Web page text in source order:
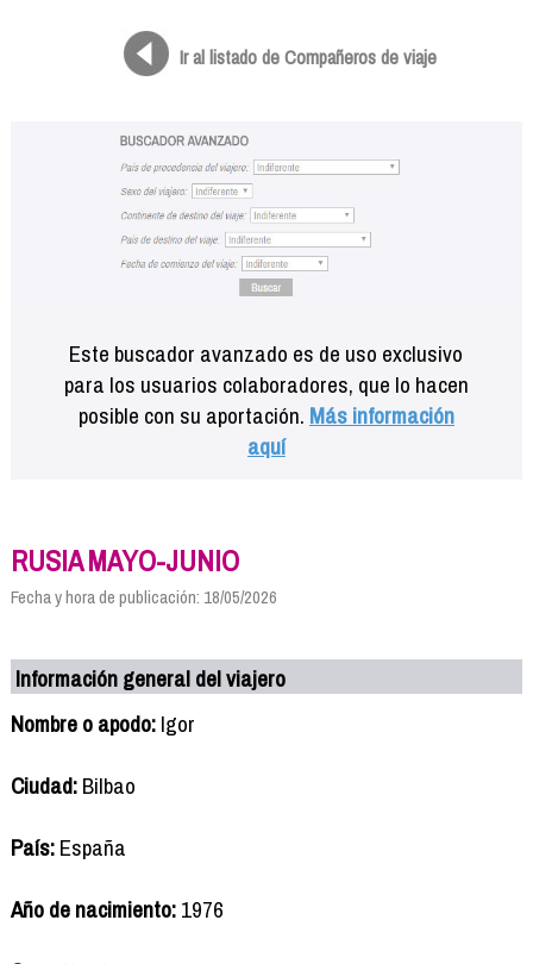
Ir al listado de Compañeros de viaje
Este buscador avanzado es de uso exclusivo
para los usuarios colaboradores, que lo hacen
posible con su aportación. Más información
aquí
RUSIA MAYO-JUNIO
Fecha y hora de publicación: 18/05/2026
Información general del viajero
Nombre o apodo:Igor
Ciudad:Bilbao
País:España
Año de nacimiento:1976